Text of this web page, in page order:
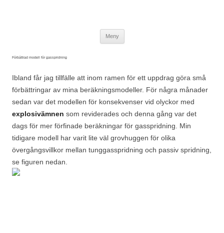
Meny
Förbättrad modell för gasspridning
Ibland får jag tillfälle att inom ramen för ett uppdrag göra små
förbättringar av mina beräkningsmodeller. För några månader
sedan var det modellen för konsekvenser vid olyckor med
explosivämnen som reviderades och denna gång var det
dags för mer förfinade beräkningar för gasspridning. Min
tidigare modell har varit lite väl grovhuggen för olika
övergångsvillkor mellan tunggasspridning och passiv spridning,
se figuren nedan.